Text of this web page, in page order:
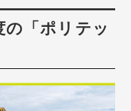
の「ポリテッ